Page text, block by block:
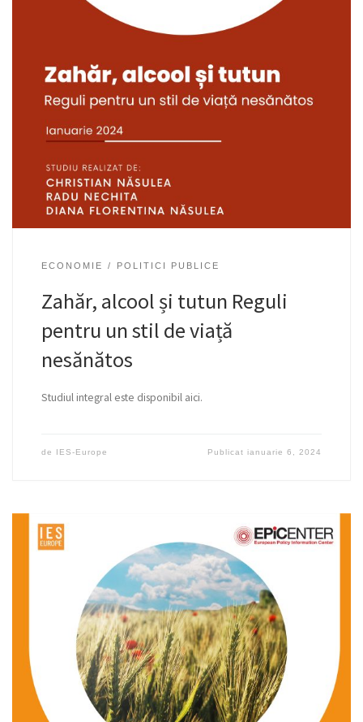
ECONOMIE POLITICI PUBLICE
Zahăr, alcool și tutun Reguli
pentru un stil de viață
nesănătos
Studiul integral este disponibil aici.
de IES-Europe Publicatianuarie 6, 2024